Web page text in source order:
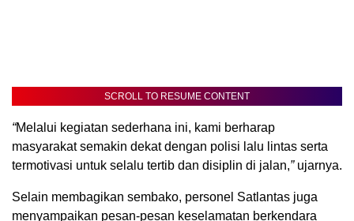
SCROLL TO RESUME CONTENT
“Melalui kegiatan sederhana ini, kami berharap
masyarakat semakin dekat dengan polisi lalu lintas serta
termotivasi untuk selalu tertib dan disiplin di jalan,”ujarnya.
Selain membagikan sembako, personel Satlantas juga
menyampaikan pesan-pesan keselamatan berkendara